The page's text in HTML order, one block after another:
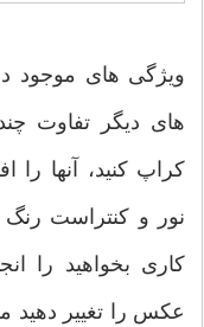
ویژگی های موجود
های دیگر تفاوت
کراپ کنید، آنها را
نور و کنتراست رنگ
کاری بخواهید را